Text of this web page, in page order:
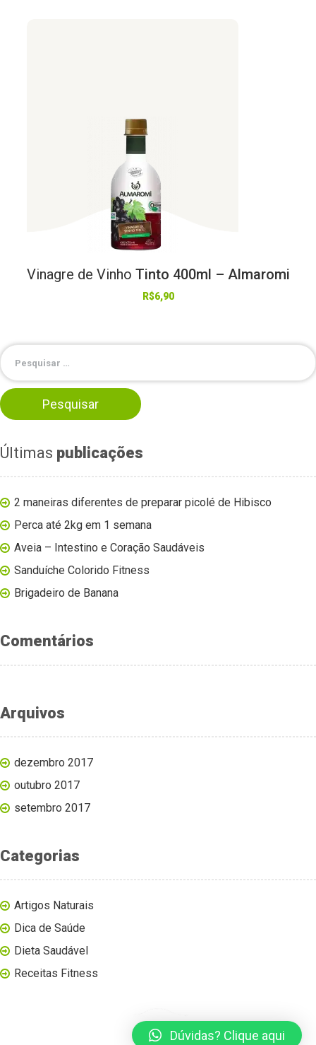
Vinagre de Vinho Tinto 400ml – Almaromi
R$6,90
Últimas publicações
2 maneiras diferentes de preparar picolé de Hibisco
Perca até 2kg em 1 semana
Aveia – Intestino e Coração Saudáveis
Sanduíche Colorido Fitness
Brigadeiro de Banana
Comentários
Arquivos
dezembro 2017
outubro 2017
setembro 2017
Categorias
Artigos Naturais
Dica de Saúde
Dieta Saudável
Receitas Fitness
Dúvidas? Clique aqui